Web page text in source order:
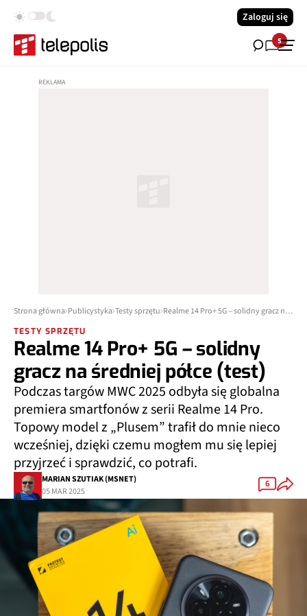
Zaloguj się
5
Strona główna Publicystyka Testy sprzętu Realme 14 Pro+ 5G – solidny gracz na średniej półce (test)
TESTY SPRZĘTU
Realme 14 Pro+ 5G – solidny
gracz na średniej półce (test)
Podczas targów MWC 2025 odbyła się globalna
premiera smartfonów z serii Realme 14 Pro.
Topowy model z „Plusem” trafił do mnie nieco
wcześniej, dzięki czemu mogłem mu się lepiej
przyjrzeć i sprawdzić, co potrafi.
MARIAN SZUTIAK (MSNET)
05 MAR 2025
6